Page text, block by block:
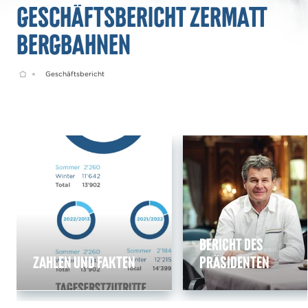
Geschäftsbericht Zermatt
Bergbahnen
HomeGeschäftsbericht
Zahlen und Fakten
Bericht des
Präsidenten